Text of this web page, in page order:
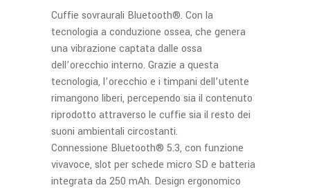
Cuffie sovraurali Bluetooth®. Con la
tecnologia a conduzione ossea, che genera
una vibrazione captata dalle ossa
dell’orecchio interno. Grazie a questa
tecnologia, l’orecchio e i timpani dell’utente
rimangono liberi, percependo sia il contenuto
riprodotto attraverso le cuffie sia il resto dei
suoni ambientali circostanti.
Connessione Bluetooth® 5.3, con funzione
vivavoce, slot per schede micro SD e batteria
integrata da 250 mAh. Design ergonomico